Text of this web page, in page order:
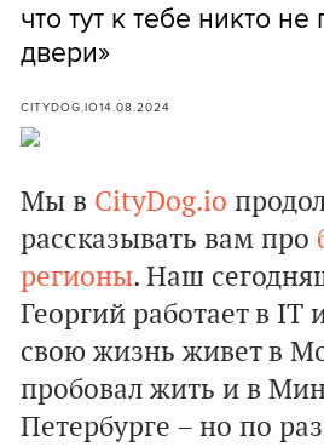
что тут к тебе никто не
двери»
CITYDOG.IO14.08.2024
Мы в СityDog.io
рассказывать вам про
регионы. Наш
Георгий работает в IT
свою жизнь живет в
пробовал жить и в
Петербурге – но по